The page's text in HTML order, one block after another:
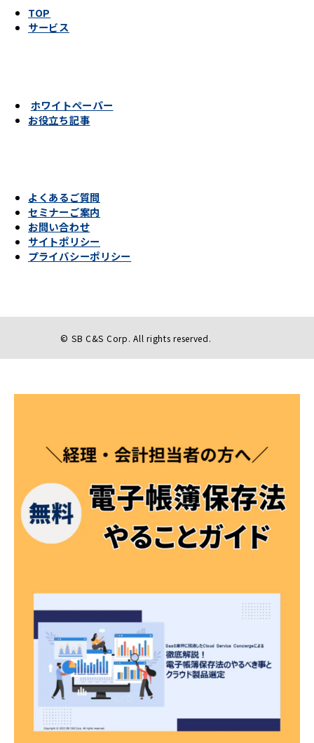
TOP
サービス
ホワイトペーパー
お役立ち記事
よくあるご質問
セミナーご案内
お問い合わせ
サイトポリシー
プライバシーポリシー
© SB C&S Corp. All rights reserved.